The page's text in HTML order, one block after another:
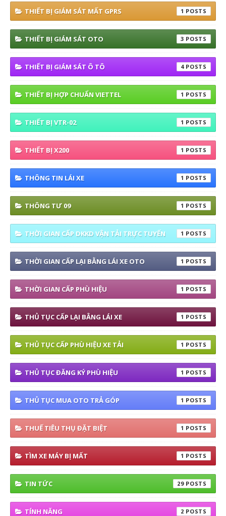
THIẾT BỊ GIÁM SÁT MẤT GPRS 1
THIẾT BỊ GIÁM SÁT OTO 3
THIẾT BỊ GIÁM SÁT Ô TÔ 4
THIẾT BỊ HỢP CHUẨN VIETTEL 1
THIẾT BỊ VTR-02 1
THIẾT BỊ X200 1
THÔNG TIN LÁI XE 1
THÔNG TƯ 09 1
THỜI GIAN CẤP DKKD VẬN TẢI TRỰC TUYẾN 1
THỜI GIAN CẤP LẠI BẰNG LÁI XE OTO 1
THỜI GIAN CẤP PHÙ HIỆU 1
THỦ TỤC CẤP LẠI BẰNG LÁI XE 1
THỦ TỤC CẤP PHÙ HIỆU XE TẢI 1
THỦ TỤC ĐĂNG KÝ PHÙ HIỆU 1
THỦ TỤC MUA OTO TRẢ GÓP 1
THUẾ TIÊU THỤ ĐẶT BIỆT 1
TÌM XE MÁY BỊ MẤT 1
TIN TỨC 29
TÍNH NĂNG 2